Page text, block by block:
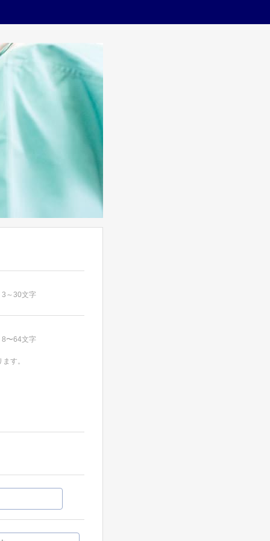
～30文字
〜64文字
す。